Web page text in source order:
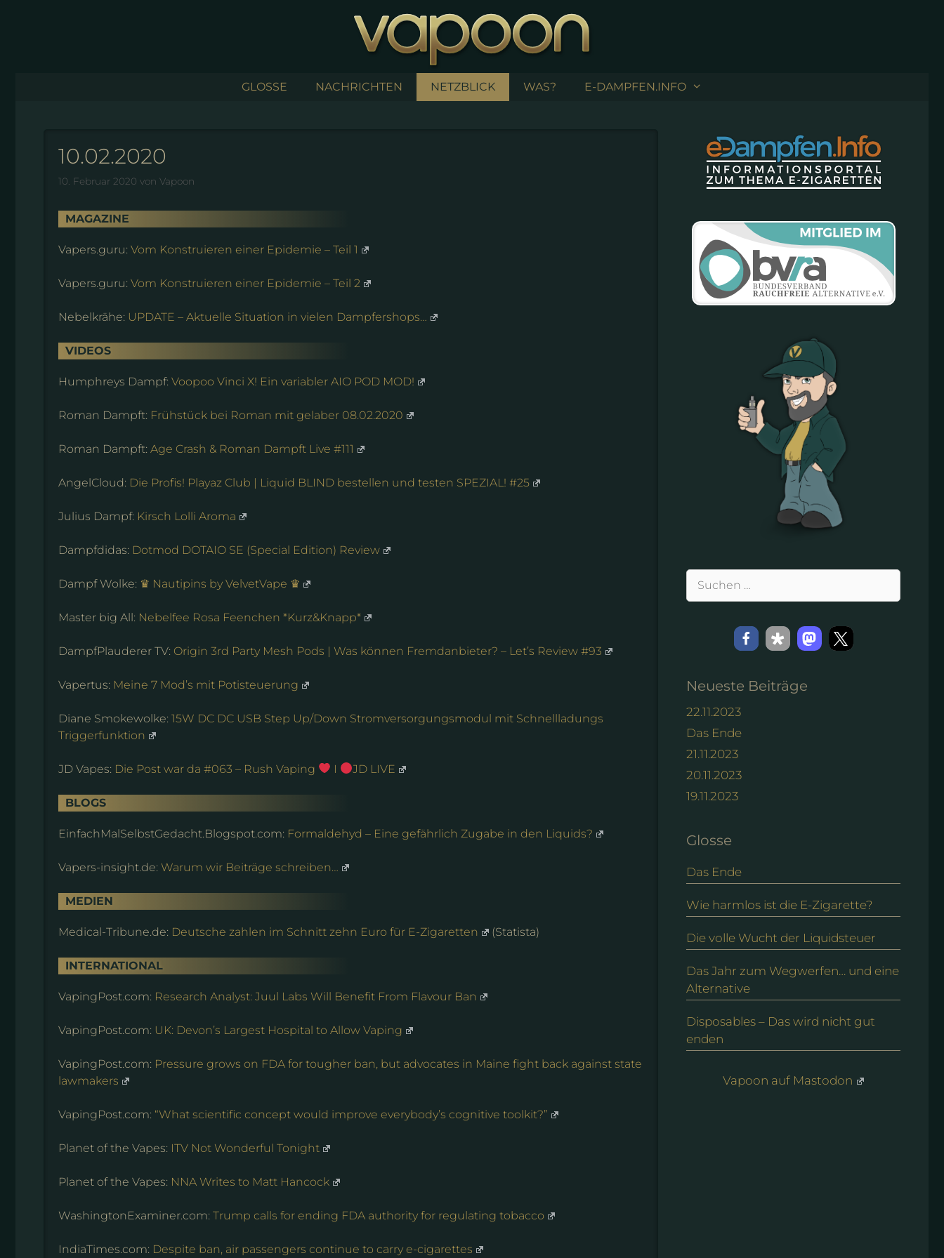
GLOSSE NACHRICHTEN NETZBLICK WAS? E-DAMPFEN.INFO
10.02.2020
10. Februar 2020 von Vapoon
MAGAZINE
Vapers.guru: Vom Konstruieren einer Epidemie – Teil 1
Vapers.guru: Vom Konstruieren einer Epidemie – Teil 2
Nebelkrähe: UPDATE – Aktuelle Situation in vielen Dampfershops…
VIDEOS
Humphreys Dampf: Voopoo Vinci X! Ein variabler AIO POD MOD!
Roman Dampft: Frühstück bei Roman mit gelaber 08.02.2020
Roman Dampft: Age Crash & Roman Dampft Live #111
AngelCloud: Die Profis! Playaz Club | Liquid BLIND bestellen und testen SPEZIAL! #25
Julius Dampf: Kirsch Lolli Aroma
Dampfdidas: Dotmod DOTAIO SE (Special Edition) Review
Dampf Wolke: ♛ Nautipins by VelvetVape ♛
Master big All: Nebelfee Rosa Feenchen *Kurz&Knapp*
DampfPlauderer TV: Origin 3rd Party Mesh Pods | Was können Fremdanbieter? – Let’s Review #93
Vapertus: Meine 7 Mod’s mit Potisteuerung
Diane Smokewolke: 15W DC DC USB Step Up/Down Stromversorgungsmodul mit Schnellladungs
Triggerfunktion
JD Vapes: Die Post war da #063 – Rush Vaping I JD LIVE
BLOGS
EinfachMalSelbstGedacht.Blogspot.com: Formaldehyd – Eine gefährlich Zugabe in den Liquids?
Vapers-insight.de: Warum wir Beiträge schreiben…
MEDIEN
Medical-Tribune.de: Deutsche zahlen im Schnitt zehn Euro für E-Zigaretten (Statista)
INTERNATIONAL
VapingPost.com: Research Analyst: Juul Labs Will Benefit From Flavour Ban
VapingPost.com: UK: Devon’s Largest Hospital to Allow Vaping
VapingPost.com: Pressure grows on FDA for tougher ban, but advocates in Maine fight back against state
lawmakers
VapingPost.com: “What scientific concept would improve everybody’s cognitive toolkit?”
Planet of the Vapes: ITV Not Wonderful Tonight
Planet of the Vapes: NNA Writes to Matt Hancock
WashingtonExaminer.com: Trump calls for ending FDA authority for regulating tobacco
IndiaTimes.com: Despite ban, air passengers continue to carry e-cigarettes
Suchen
Neueste Beiträge
22.11.2023
Das Ende
21.11.2023
20.11.2023
19.11.2023
Glosse
Das Ende
Wie harmlos ist die E-Zigarette?
Die volle Wucht der Liquidsteuer
Das Jahr zum Wegwerfen… und eine
Alternative
Disposables – Das wird nicht gut
enden
Vapoon auf Mastodon